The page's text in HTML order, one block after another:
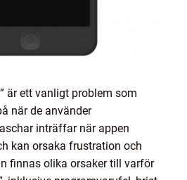
är ett vanligt problem som
när de använder
inträffar när appen
kan orsaka frustration och
finnas olika orsaker till varför